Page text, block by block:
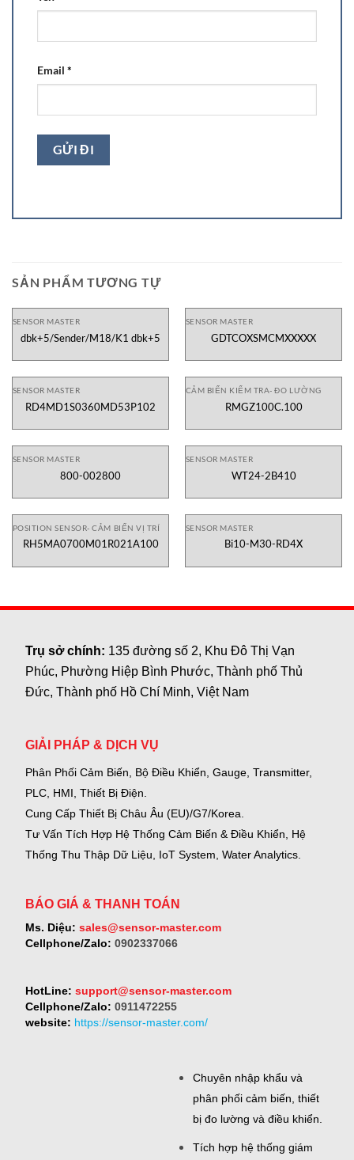
Email *
SẢN PHẨM TƯƠNG TỰ
SENSOR MASTER
dbk+5/Sender/M18/K1 dbk+5
SENSOR MASTER
GDTCOXSMCMXXXXX
SENSOR MASTER
RD4MD1S0360MD53P102
CẢM BIẾN KIỂM TRA- ĐO LƯỜNG
RMGZ100C.100
SENSOR MASTER
800-002800
SENSOR MASTER
WT24-2B410
POSITION SENSOR- CẢM BIẾN VỊ TRÍ
RH5MA0700M01R021A100
SENSOR MASTER
Bi10-M30-RD4X
Trụ sở chính: 135 đường số 2, Khu Đô Thị Vạn
Phúc, Phường Hiệp Bình Phước, Thành phố Thủ
Đức, Thành phố Hồ Chí Minh, Việt Nam
GIẢI PHÁP & DỊCH VỤ
Phân Phối Cảm Biến, Bộ Điều Khiển, Gauge, Transmitter,
PLC, HMI, Thiết Bị Điện.
Cung Cấp Thiết Bị Châu Âu (EU)/G7/Korea.
Tư Vấn Tích Hợp Hệ Thống Cảm Biến & Điều Khiển, Hệ
Thống Thu Thập Dữ Liệu, IoT System, Water Analytics.
BÁO GIÁ & THANH TOÁN
Ms. Diệu: sales@sensor-master.com
Cellphone/Zalo: 0902337066
HotLine: support@sensor-master.com
Cellphone/Zalo: 0911472255
website: https://sensor-master.com/
Chuyên nhập khẩu và
phân phối cảm biến, thiết
bị đo lường và điều khiển.
Tích hợp hệ thống giám